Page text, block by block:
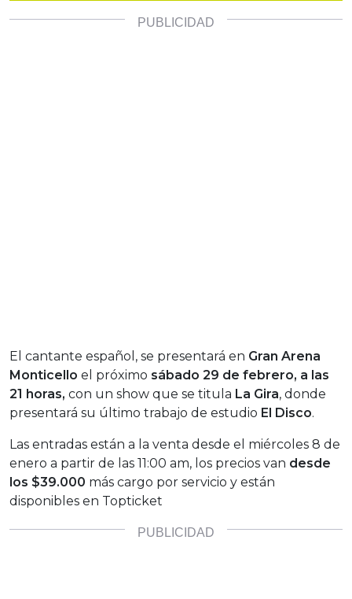
El cantante español, se presentará en Gran Arena
Monticello el próximo sábado 29 de febrero, a las
21 horas, con un show que se titula La Gira, donde
presentará su último trabajo de estudio El Disco.
Las entradas están a la venta desde el miércoles 8 de
enero a partir de las 11:00 am, los precios van desde
los $39.000 más cargo por servicio y están
disponibles en Topticket